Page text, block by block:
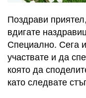
Поздрави
вдигате
Специално. Сега
участвате и да
която да
като следвате